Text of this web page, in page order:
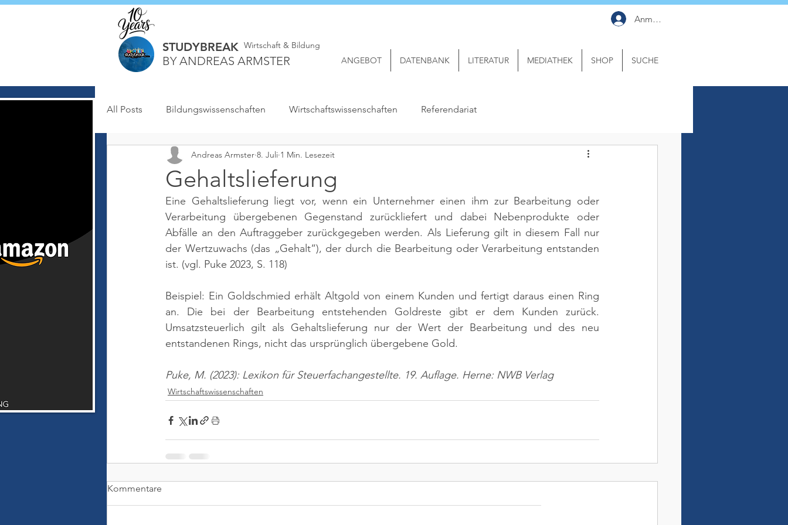
STUDYBREAK
BY ANDREAS ARMSTER
Wirtschaft & Bildung
Anmelden
ANGEBOT DATENBANK LITERATUR MEDIATHEK SHOP SUCHE
All Posts Bildungswissenschaften Wirtschaftswissenschaften Referendariat
Gehaltslieferung
Andreas Armster 8. Juli 1 Min. Lesezeit
Eine Gehaltslieferung liegt vor, wenn ein Unternehmer einen ihm zur Bearbeitung oder
Verarbeitung übergebenen Gegenstand zurückliefert und dabei Nebenprodukte oder
Abfälle an den Auftraggeber zurückgegeben werden. Als Lieferung gilt in diesem Fall nur
der Wertzuwachs (das „Gehalt“), der durch die Bearbeitung oder Verarbeitung entstanden
ist. (vgl. Puke 2023, S. 118)
Beispiel: Ein Goldschmied erhält Altgold von einem Kunden und fertigt daraus einen Ring
an. Die bei der Bearbeitung entstehenden Goldreste gibt er dem Kunden zurück.
Umsatzsteuerlich gilt als Gehaltslieferung nur der Wert der Bearbeitung und des neu
entstandenen Rings, nicht das ursprünglich übergebene Gold.
Puke, M. (2023): Lexikon für Steuerfachangestellte. 19. Auflage. Herne: NWB Verlag
Wirtschaftswissenschaften
Kommentare